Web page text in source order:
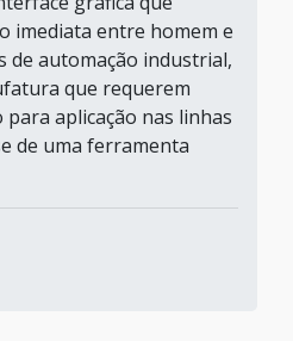
imediata entre homem e
de automação industrial,
que requerem
aplicação nas linhas
de uma ferramenta